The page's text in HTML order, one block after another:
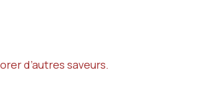
d’autres saveurs.